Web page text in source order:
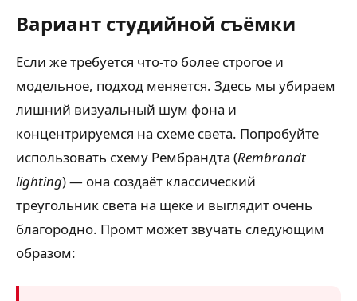
Вариант студийной съёмки
Если же требуется что-то более строгое и
модельное, подход меняется. Здесь мы убираем
лишний визуальный шум фона и
концентрируемся на схеме света. Попробуйте
использовать схему Рембрандта (Rembrandt
lighting) — она создаёт классический
треугольник света на щеке и выглядит очень
благородно. Промт может звучать следующим
образом: